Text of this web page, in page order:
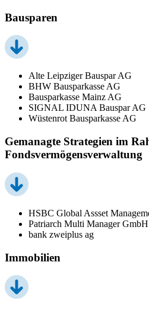
Bausparen
Alte Leipziger Bauspar AG
BHW Bausparkasse AG
Bausparkasse Mainz AG
SIGNAL IDUNA Bauspar AG
Wüstenrot Bausparkasse AG
Gemanagte Strategien im
Fondsvermögensverwaltung
HSBC Global Assset
Patriarch Multi Manager GmbH
bank zweiplus ag
Immobilien